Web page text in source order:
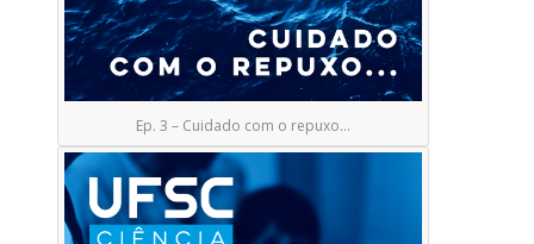
Ep. 3 – Cuidado com o repuxo…